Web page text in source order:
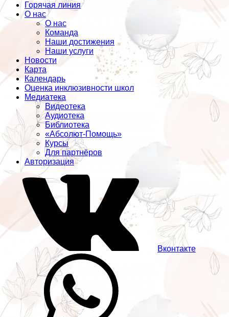
Горячая линия
О нас
О нас
Команда
Наши достижения
Наши услуги
Новости
Карта
Календарь
Оценка инклюзивности школ
Медиатека
Видеотека
Аудиотека
Библиотека
«Абсолют-Помощь»
Курсы
Для партнёров
Авторизация
Вконтакте